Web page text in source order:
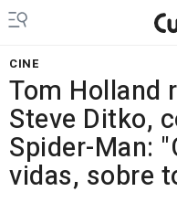
CINE
Tom Holland
Steve Ditko,
Spider-Man:
vidas, sobre